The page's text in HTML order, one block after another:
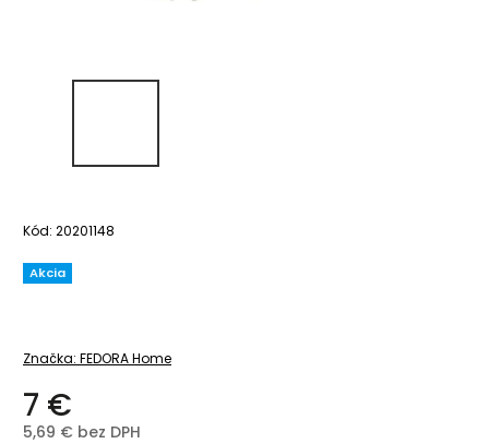
Kód: 20201148
Akcia
Značka: FEDORA Home
7 €
5,69 € bez DPH